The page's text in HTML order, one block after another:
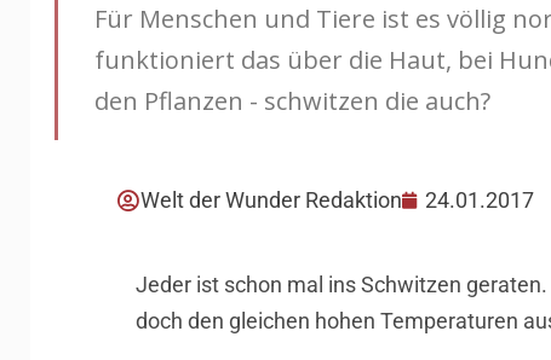
Für Menschen und Tiere ist es völlig
funktioniert das über die Haut, bei
den Pflanzen - schwitzen die auch?
Welt der Wunder Redaktion 24.01.2017
Jeder ist schon mal ins Schwitzen
doch den gleichen hohen Temperaturen